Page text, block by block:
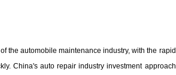
the automobile maintenance industry, with the rapid
China's auto repair industry investment approach